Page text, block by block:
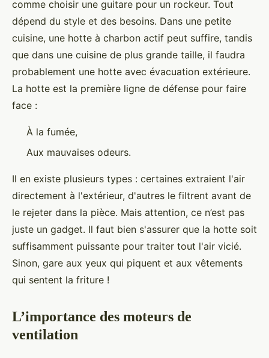
comme choisir une guitare pour un rockeur. Tout
dépend du style et des besoins. Dans une petite
cuisine, une hotte à charbon actif peut suffire, tandis
que dans une cuisine de plus grande taille, il faudra
probablement une hotte avec évacuation extérieure.
La hotte est la première ligne de défense pour faire
face :
À la fumée,
Aux mauvaises odeurs.
Il en existe plusieurs types : certaines extraient l'air
directement à l'extérieur, d'autres le filtrent avant de
le rejeter dans la pièce. Mais attention, ce n’est pas
juste un gadget. Il faut bien s'assurer que la hotte soit
suffisamment puissante pour traiter tout l'air vicié.
Sinon, gare aux yeux qui piquent et aux vêtements
qui sentent la friture !
L’importance des moteurs de
ventilation